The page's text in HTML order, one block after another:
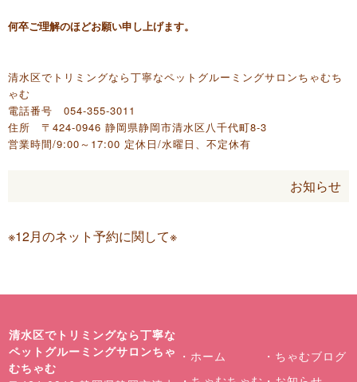
何卒ご理解のほどお願い申し上げます。
清水区でトリミングなら丁寧なペットグルーミングサロンちゃむち
ゃむ
電話番号 054-355-3011
住所 〒424-0946 静岡県静岡市清水区八千代町8-3
営業時間/9:00～17:00 定休日/水曜日、不定休有
お知らせ
※12月のネット予約に関して※
清水区でトリミングなら丁寧な
ペットグルーミングサロンちゃ
むちゃむ
・ホーム
・ちゃむブログ